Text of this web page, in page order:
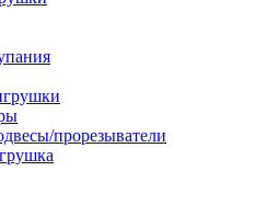
прорезыватели